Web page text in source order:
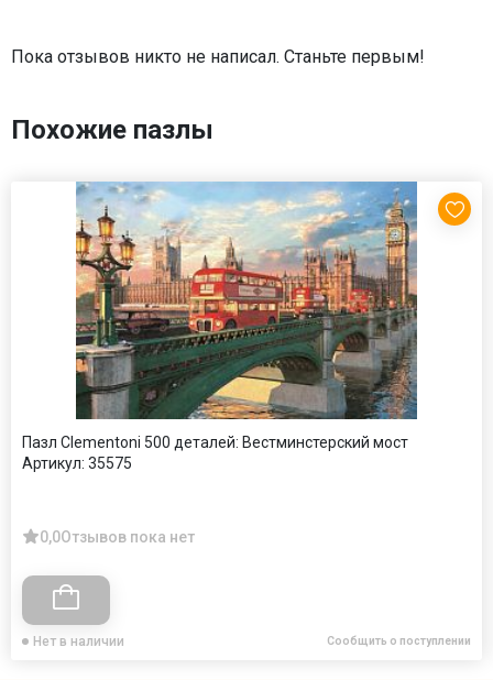
Пока отзывов никто не написал. Станьте первым!
Похожие пазлы
Пазл Clementoni 500 деталей: Вестминстерский мост
Артикул: 35575
0,0Отзывов пока нет
Нет в наличии Сообщить о поступлении